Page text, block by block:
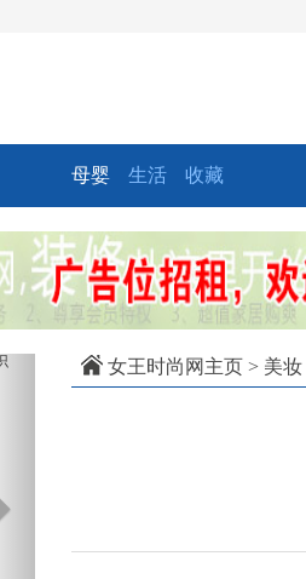
母婴 生活 收藏
Next 女王时尚网主页 > 美妆